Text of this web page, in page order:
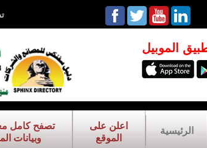
الموبيل
الرئيسية
اعلن على
الموقع
تصفح كامل
وبيانات